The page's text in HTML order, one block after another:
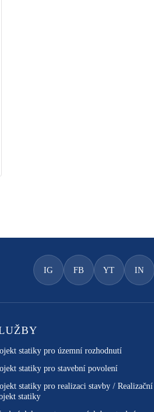
IG FB YT IN
statiky pro územní rozhodnutí
statiky pro stavební povolení
statiky pro realizaci stavby / Realizační
statiky